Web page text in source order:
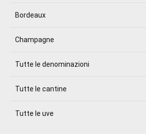
Bordeaux
Champagne
Tutte le denominazioni
Tutte le cantine
Tutte le uve